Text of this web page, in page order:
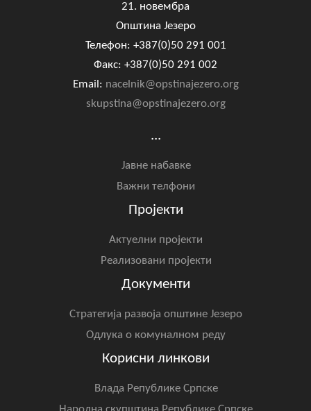
ЦИВИЛНА ЗАШТИТА
КОНТАКТ
21. новембра
Општина Језеро
Телефон: +387(0)50 291 001
Факс: +387(0)50 291 002
Email: nacelnik@opstinajezero.org
skupstina@opstinajezero.org
...
Јавне набавке
Важни телфони
Пројекти
Актуелни пројекти
Реализовани пројекти
Документи
Стратегија развоја општине Језеро
Одлука о комуналном реду
Корисни линкови
Влада Републике Српске